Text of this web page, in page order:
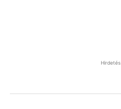
Hirdetés